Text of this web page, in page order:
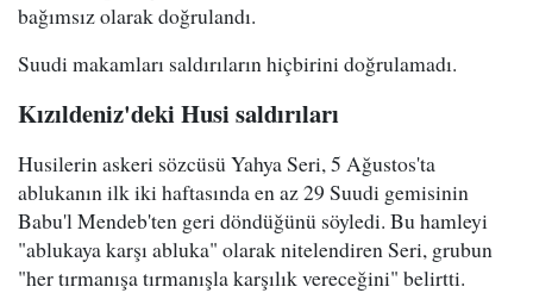
bağımsız olarak doğrulandı.
Suudi makamları saldırıların hiçbirini doğrulamadı.
Kızıldeniz'deki Husi saldırıları
Husilerin askeri sözcüsü Yahya Seri, 5 Ağustos'ta
ablukanın ilk iki haftasında en az 29 Suudi gemisinin
Babu'l Mendeb'ten geri döndüğünü söyledi. Bu hamleyi
"ablukaya karşı abluka" olarak nitelendiren Seri, grubun
"her tırmanışa tırmanışla karşılık vereceğini" belirtti.